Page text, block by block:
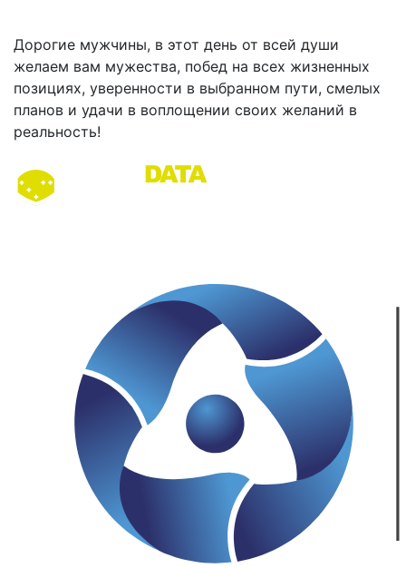
Дорогие мужчины, в этот день от всей души
желаем вам мужества, побед на всех жизненных
позициях, уверенности в выбранном пути, смелых
планов и удачи в воплощении своих желаний в
реальность!